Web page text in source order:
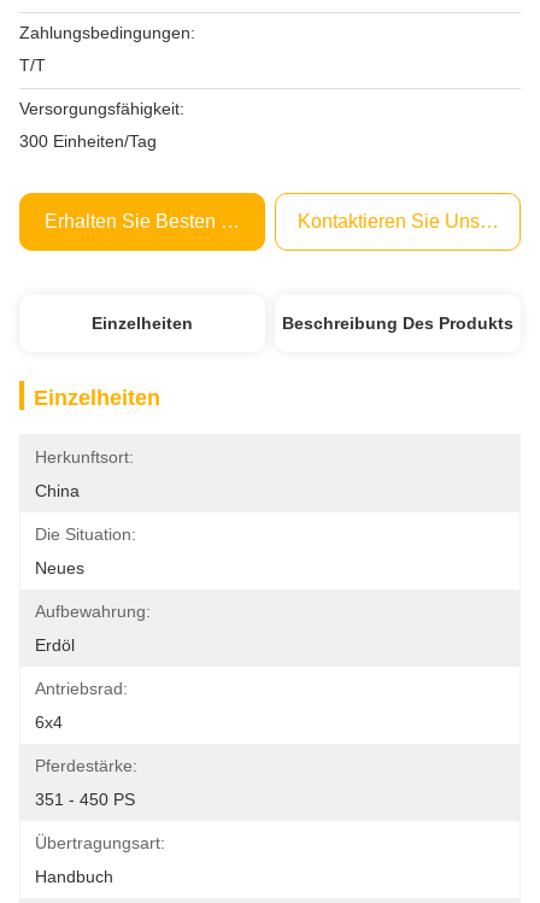
Zahlungsbedingungen:
T/T
Versorgungsfähigkeit:
300 Einheiten/Tag
Erhalten Sie Besten Preis Kontaktieren Sie Uns Jetzt
Einzelheiten Beschreibung Des Produkts
Einzelheiten
Herkunftsort:
China
Die Situation:
Neues
Aufbewahrung:
Erdöl
Antriebsrad:
6x4
Pferdestärke:
351 - 450 PS
Übertragungsart:
Handbuch